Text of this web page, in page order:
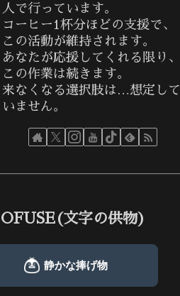
人で行っています。
コーヒー1杯分ほどの支援で、
この活動が維持されます。
あなたが応援してくれる限り、
この作業は続きます。
来なくなる選択肢は…想定して
いません。
OFUSE(文字の供物)